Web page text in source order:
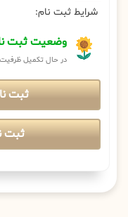
شرایط ثبت نام:
وضعیت ثبت
در حال تکمیل
ثبت
ثبت